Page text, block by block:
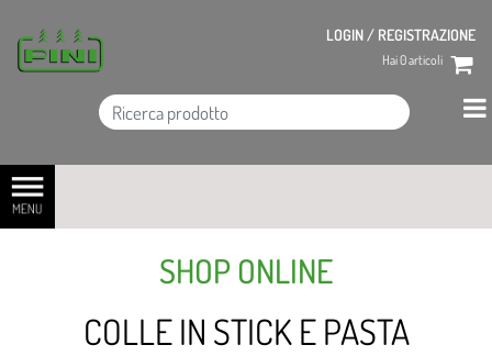
LOGIN / REGISTRAZIONE
Hai0articoli
SHOP ONLINE
COLLE IN STICK E PASTA